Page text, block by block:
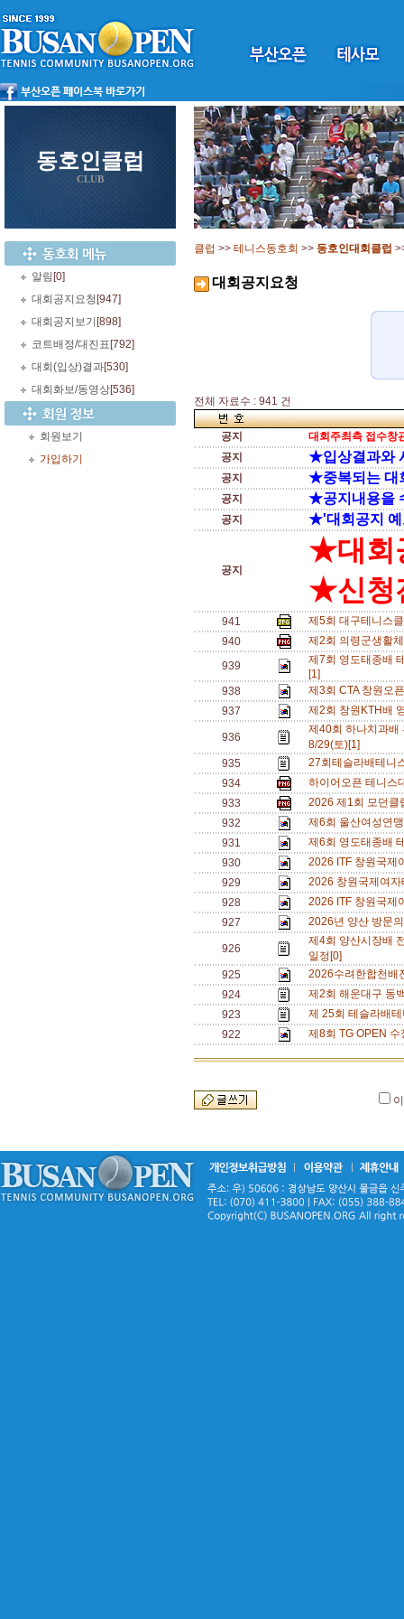
동호인클럽
CLUB
알림 [0]
대회공지요청 [947]
대회공지보기 [898]
코트배정/대진표 [792]
대회(입상)결과[530]
대회화보/동영상[536]
회원보기
가입하기
클럽 >> 테니스동호회 >> 동호인대회클럽
대회공지요청
전체 자료수 : 941 건
공지
대회주최측 접수창
공지
★입상결과와
공지 ★중복되는 대
공지 ★공지내용을
공지 ★'대회공지 예
공지
★대회
★신청
941
제5회 대구테니스
940
제2회 의령군생활
939
제7회 영도태종배
[1]
938
제3회 CTA 창원오
937
제2회 창원KTH배
936
제40회 하나치과배
8/29(토)[1]
935
27회테슬라배테니
934
하이어오픈 테니스
933
2026 제1회 모던
932
제6회 울산여성연
931
제6회 영도태종배
930
2026 ITF 창원국제
929
2026 창원국제여
928
2026 ITF 창원국제
927
2026년 양산 방문
926
제4회 양산시장배
일정[0]
925
2026수려한합천배
924
제2회 해운대구 동
923
제 25회 테슬라배
922
제8회 TG OPEN